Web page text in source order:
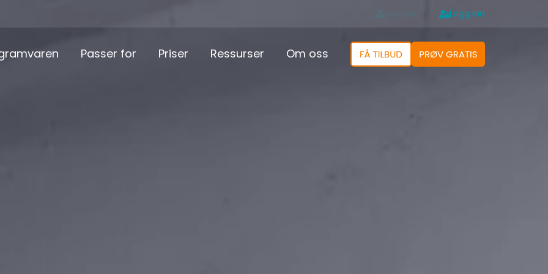
Logg inn
Passer for Priser Ressurser Om oss